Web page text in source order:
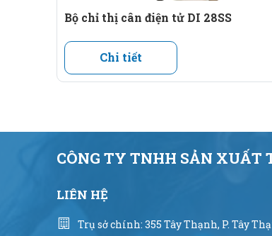
Bộ chỉ thị cân điện tử DI 28SS
Chi tiết
CÔNG TY TNHH SẢN XUẤT
LIÊN HỆ
Trụ sở chính: 355 Tây Thạnh, P. Tây